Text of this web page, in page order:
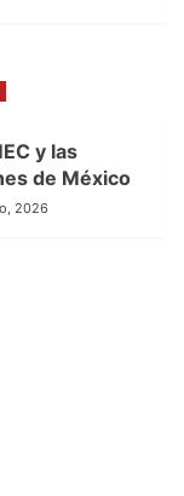
y las
de México
2026